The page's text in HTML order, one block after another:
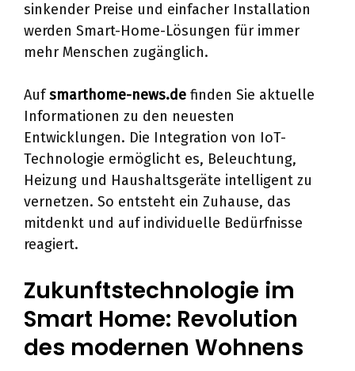
sinkender Preise und einfacher Installation
werden Smart-Home-Lösungen für immer
mehr Menschen zugänglich.
Aufsmarthome-news.de finden Sie aktuelle
Informationen zu den neuesten
Entwicklungen. Die Integration von IoT-
Technologie ermöglicht es, Beleuchtung,
Heizung und Haushaltsgeräte intelligent zu
vernetzen. So entsteht ein Zuhause, das
mitdenkt und auf individuelle Bedürfnisse
reagiert.
Zukunftstechnologie im
Smart Home: Revolution
des modernen Wohnens